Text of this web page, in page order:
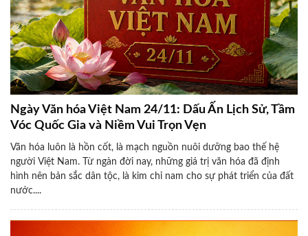
Ngày Văn hóa Việt Nam 24/11: Dấu Ấn Lịch Sử, Tầm
Vóc Quốc Gia và Niềm Vui Trọn Vẹn
Văn hóa luôn là hồn cốt, là mạch nguồn nuôi dưỡng bao thế hệ
người Việt Nam. Từ ngàn đời nay, những giá trị văn hóa đã định
hình nên bản sắc dân tộc, là kim chỉ nam cho sự phát triển của đất
nước....